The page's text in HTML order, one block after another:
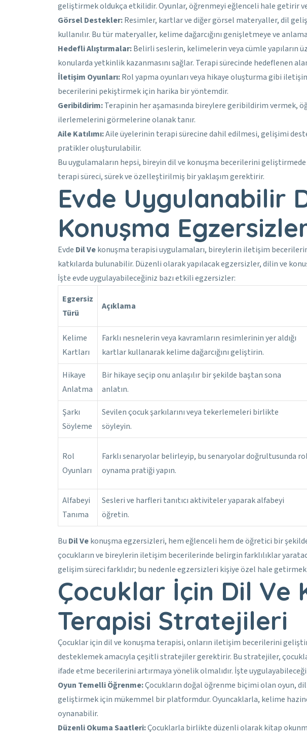
geliştirmek oldukça etkilidir. Oyunlar, öğrenmeyi eğlenceli hale getirir
Görsel Destekler:Resimler, kartlar ve diğer görsel materyaller, dil
kullanılır. Bu tür materyaller, kelime dağarcığını genişletmeye ve
Hedefli Alıştırmalar:Belirli seslerin, kelimelerin veya cümle yapıların
konularda yetkinlik kazanmasını sağlar. Terapi sürecinde hedeflenen
İletişim Oyunları:Rol yapma oyunları veya hikaye oluşturma gibi
becerilerini pekiştirmek için harika bir yöntemdir.
Geribildirim:Terapinin her aşamasında bireylere geribildirim vermek,
ilerlemelerini görmelerine olanak tanır.
Aile Katılımı:Aile üyelerinin terapi sürecine dahil edilmesi, gelişimi
pratikler oluşturulabilir.
Bu uygulamaların hepsi, bireyin dil ve konuşma becerilerini
terapi süreci, sürek ve özelleştirilmiş bir yaklaşım gerektirir.
Evde Uygulanabilir
Konuşma
Evde Dil Vekonuşma terapisi uygulamaları, bireylerin iletişim
katkılarda bulunabilir. Düzenli olarak yapılacak egzersizler, dilin ve
İşte evde uygulayabileceğiniz bazı etkili egzersizler:
Egzersiz
Türü
Açıklama
Kelime
Kartları
Farklı nesnelerin veya kavramların resimlerinin yer aldığı
kartlar kullanarak kelime dağarcığını geliştirin.
Hikaye
Anlatma
Bir hikaye seçip onu anlaşılır bir şekilde baştan sona
anlatın.
Şarkı
Söyleme
Sevilen çocuk şarkılarını veya tekerlemeleri birlikte
söyleyin.
Rol
Oyunları
Farklı senaryolar belirleyip, bu senaryolar doğrultusunda rol
oynama pratiği yapın.
Alfabeyi
Tanıma
Sesleri ve harfleri tanıtıcı aktiviteler yaparak alfabeyi
öğretin.
Bu Dil Vekonuşma egzersizleri, hem eğlenceli hem de öğretici bir
çocukların ve bireylerin iletişim becerilerinde belirgin farklılıklar
gelişim süreci farklıdır; bu nedenle egzersizleri kişiye özel hale
Çocuklar İçin Dil Ve
Terapisi Stratejileri
Çocuklar için dil ve konuşma terapisi, onların iletişim becerilerini
desteklemek amacıyla çeşitli stratejiler gerektirir. Bu stratejiler,
ifade etme becerilerini artırmaya yönelik olmalıdır. İşte
Oyun Temelli Öğrenme:Çocukların doğal öğrenme biçimi olan oyun,
geliştirmek için mükemmel bir platformdur. Oyuncaklarla, kelime
oynanabilir.
Düzenli Okuma Saatleri:Çocuklarla birlikte düzenli olarak kitap